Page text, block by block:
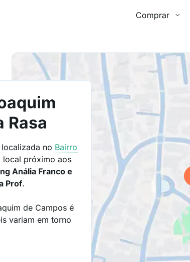
Comprar
Rasa
no Bairro
local próximo aos
Anália Franco e
Prof.
de Campos é
variam em torno